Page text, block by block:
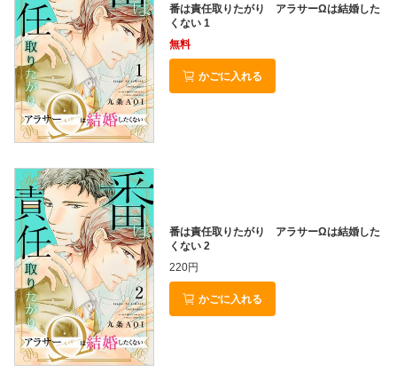
番は責任取りたがり アラサーΩは結婚した
くない 1
無料
かごに入れる
番は責任取りたがり アラサーΩは結婚した
くない 2
220円
かごに入れる